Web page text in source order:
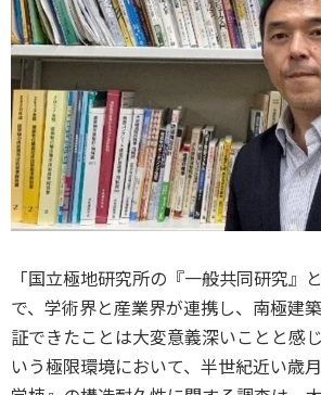
「国立極地研究所の『一般共同研究』
で、学術界と産業界が連携し、南極建
証できたことは大変意義深いことと感
いう極限環境において、半世紀近い歳